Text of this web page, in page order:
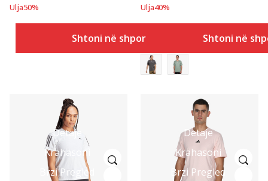
Ulja50%
Shtoni në shportë
Ulja40%
Shtoni në
Detaje
Krahasoni
Brzi Pregled
Detaje
Krahasoni
Brzi Pregled